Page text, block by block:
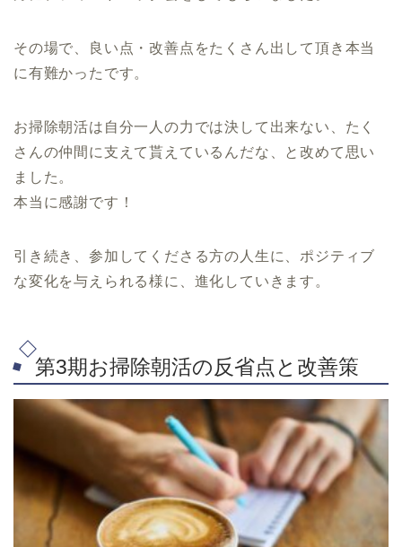
その場で、良い点・改善点をたくさん出して頂き本当
に有難かったです。
お掃除朝活は自分一人の力では決して出来ない、たく
さんの仲間に支えて貰えているんだな、と改めて思い
ました。
本当に感謝です！
引き続き、参加してくださる方の人生に、ポジティブ
な変化を与えられる様に、進化していきます。
第3期お掃除朝活の反省点と改善策